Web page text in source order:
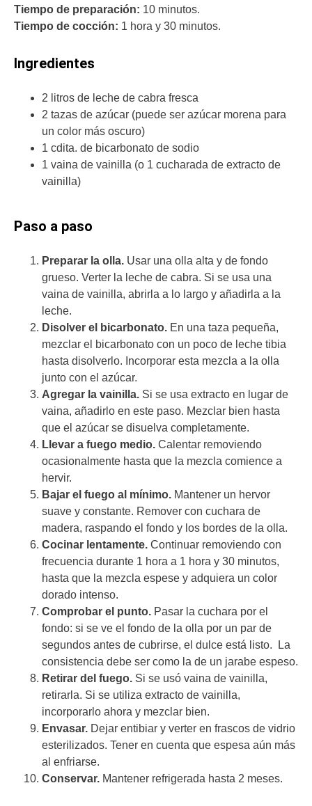
Tiempo de preparación: 10 minutos.
Tiempo de cocción: 1 hora y 30 minutos.
Ingredientes
2 litros de leche de cabra fresca
2 tazas de azúcar (puede ser azúcar morena para
un color más oscuro)
1 cdita. de bicarbonato de sodio
1 vaina de vainilla (o 1 cucharada de extracto de
vainilla)
Paso a paso
Preparar la olla. Usar una olla alta y de fondo
grueso. Verter la leche de cabra. Si se usa una
vaina de vainilla, abrirla a lo largo y añadirla a la
leche.
Disolver el bicarbonato. En una taza pequeña,
mezclar el bicarbonato con un poco de leche tibia
hasta disolverlo. Incorporar esta mezcla a la olla
junto con el azúcar.
Agregar la vainilla. Si se usa extracto en lugar de
vaina, añadirlo en este paso. Mezclar bien hasta
que el azúcar se disuelva completamente.
Llevar a fuego medio. Calentar removiendo
ocasionalmente hasta que la mezcla comience a
hervir.
Bajar el fuego al mínimo. Mantener un hervor
suave y constante. Remover con cuchara de
madera, raspando el fondo y los bordes de la olla.
Cocinar lentamente. Continuar removiendo con
frecuencia durante 1 hora a 1 hora y 30 minutos,
hasta que la mezcla espese y adquiera un color
dorado intenso.
Comprobar el punto. Pasar la cuchara por el
fondo: si se ve el fondo de la olla por un par de
segundos antes de cubrirse, el dulce está listo. La
consistencia debe ser como la de un jarabe espeso.
Retirar del fuego. Si se usó vaina de vainilla,
retirarla. Si se utiliza extracto de vainilla,
incorporarlo ahora y mezclar bien.
Envasar. Dejar entibiar y verter en frascos de vidrio
esterilizados. Tener en cuenta que espesa aún más
al enfriarse.
Conservar. Mantener refrigerada hasta 2 meses.